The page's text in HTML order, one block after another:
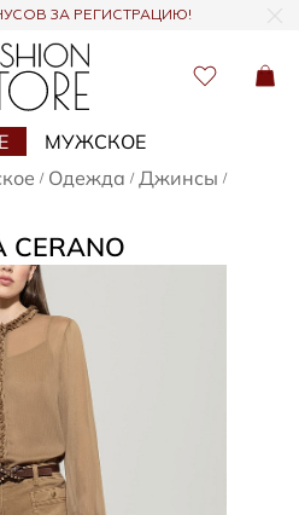
ЗА РЕГИСТРАЦИЮ!
МУЖСКОЕ
/ Одежда / Джинсы /
CERANO